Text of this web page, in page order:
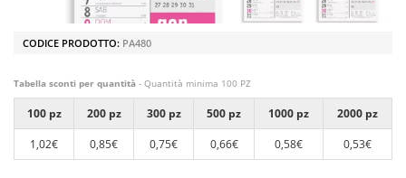
CODICE PRODOTTO: PA480
Tabella sconti per quantità - Quantità minima 100 PZ
100 pz 200 pz 300 pz 500 pz 1000 pz
2000 pz
1,02€
0,85€ 0,75€ 0,66€ 0,58€ 0,53€